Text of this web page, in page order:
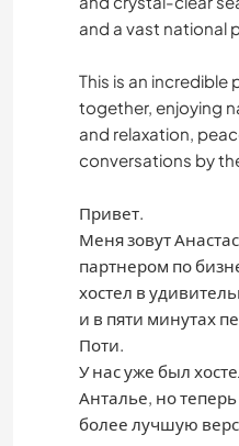
and a vast national
This is an incredible
together, enjoying
and relaxation,
conversations by
Привет.
Меня зовут
партнером по
хостел в
и в пяти минутах
Поти.
У нас уже был
Анталье, но
более лучшую